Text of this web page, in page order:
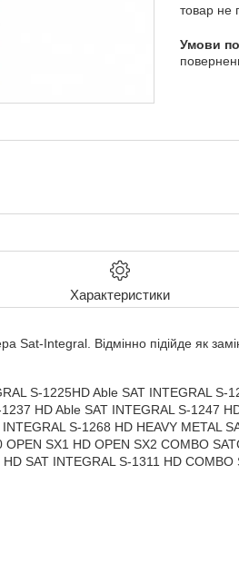
товар не
Характеристики
Sat-Integral. Відмінно підійде як
S-1225HD Able SAT INTEGRAL S-
HD Able SAT INTEGRAL S-1247
S-1268 HD HEAVY METAL
SX1 HD OPEN SX2 COMBO
SAT INTEGRAL S-1311 HD